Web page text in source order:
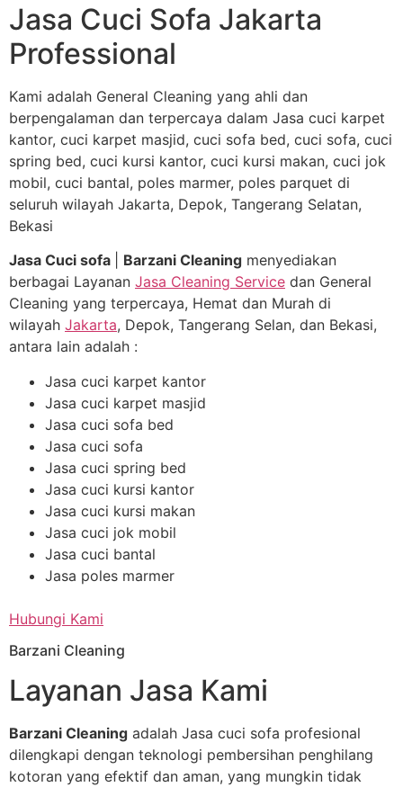
Jasa Cuci Sofa Jakarta
Professional
Kami adalah General Cleaning yang ahli dan
berpengalaman dan terpercaya dalam Jasa cuci karpet
kantor, cuci karpet masjid, cuci sofa bed, cuci sofa, cuci
spring bed, cuci kursi kantor, cuci kursi makan, cuci jok
mobil, cuci bantal, poles marmer, poles parquet di
seluruh wilayah Jakarta, Depok, Tangerang Selatan,
Bekasi
Jasa Cuci sofa
Barzani Cleaning menyediakan
berbagai Layanan Jasa Cleaning Service dan General
Cleaning yang terpercaya, Hemat dan Murah di
wilayah Jakarta, Depok, Tangerang Selan, dan Bekasi,
antara lain adalah :
Jasa cuci karpet kantor
Jasa cuci karpet masjid
Jasa cuci sofa bed
Jasa cuci sofa
Jasa cuci spring bed
Jasa cuci kursi kantor
Jasa cuci kursi makan
Jasa cuci jok mobil
Jasa cuci bantal
Jasa poles marmer
Hubungi Kami
Barzani Cleaning
Layanan Jasa Kami
Barzani Cleaning adalah Jasa cuci sofa profesional
dilengkapi dengan teknologi pembersihan penghilang
kotoran yang efektif dan aman, yang mungkin tidak